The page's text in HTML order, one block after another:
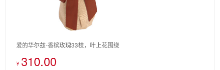
爱的华尔兹-香槟玫瑰33枝，叶上花围绕
¥ 310.00